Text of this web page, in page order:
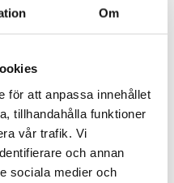
Om
för att anpassa innehållet
tillhandahålla funktioner
vår trafik. Vi
och annan
sociala medier och